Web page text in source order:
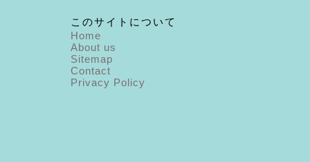
このサイトについて
Home
About us
Sitemap
Contact
Privacy Policy